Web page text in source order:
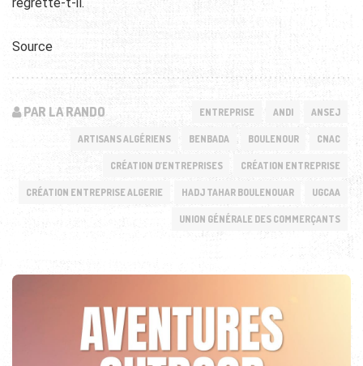
Source
PAR LA RANDO ENTREPRISE ANDI ANSEJ
ARTISANS ALGÉRIENS BENBADA BOULENOUR CNAC
CRÉATION D’ENTREPRISES CRÉATION ENTREPRISE
CRÉATION ENTREPRISE ALGERIE HADJ TAHAR BOULENOUAR UGCAA
UNION GÉNÉRALE DES COMMERÇANTS